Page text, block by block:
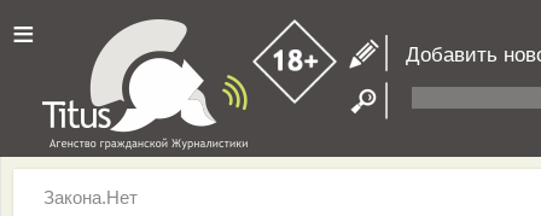
≡ Добавить
Закона.Нет